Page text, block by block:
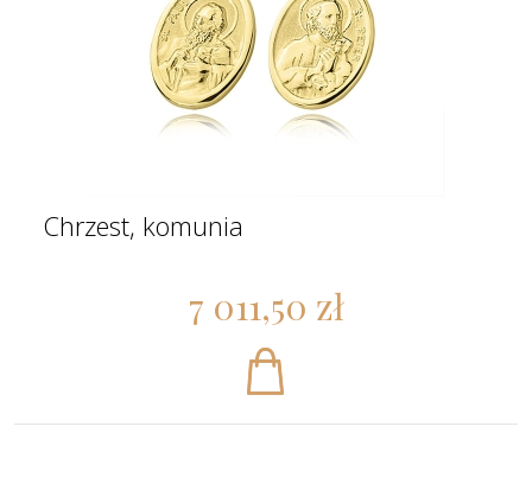
Chrzest, komunia
7 011,50 zł